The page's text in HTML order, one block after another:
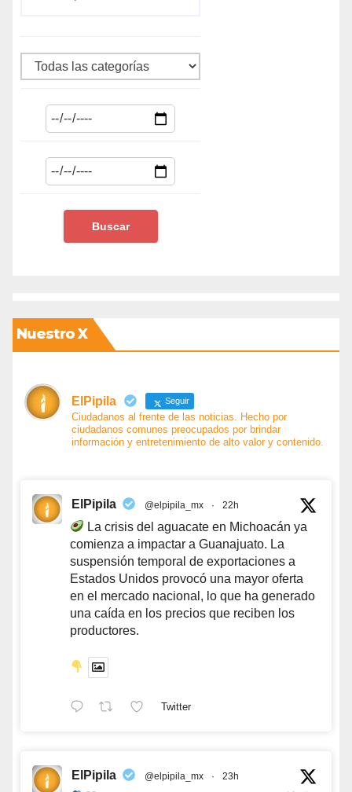
Nuestro X
ElPipila Seguir
Ciudadanos al frente de las noticias. Hecho por
ciudadanos comunes preocupados por brindar
información y entretenimiento de alto valor y contenido.
ElPipila @elpipila_mx · 22h
La crisis del aguacate en Michoacán ya
comienza a impactar a Guanajuato. La
suspensión temporal de exportaciones a
Estados Unidos provocó una mayor oferta
en el mercado nacional, lo que ha generado
una caída en los precios que reciben los
productores.
Twitter
ElPipila @elpipila_mx · 23h